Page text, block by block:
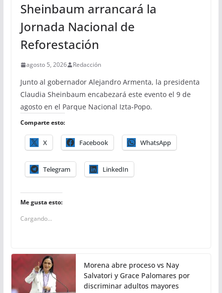
Sheinbaum arrancará la
Jornada Nacional de
Reforestación
agosto 5, 2026 Redacción
Junto al gobernador Alejandro Armenta, la presidenta
Claudia Sheinbaum encabezará este evento el 9 de
agosto en el Parque Nacional Izta-Popo.
Comparte esto:
X Facebook WhatsApp
Telegram LinkedIn
Me gusta esto:
Cargando...
Morena abre proceso vs Nay
Salvatori y Grace Palomares por
discriminar adultos mayores